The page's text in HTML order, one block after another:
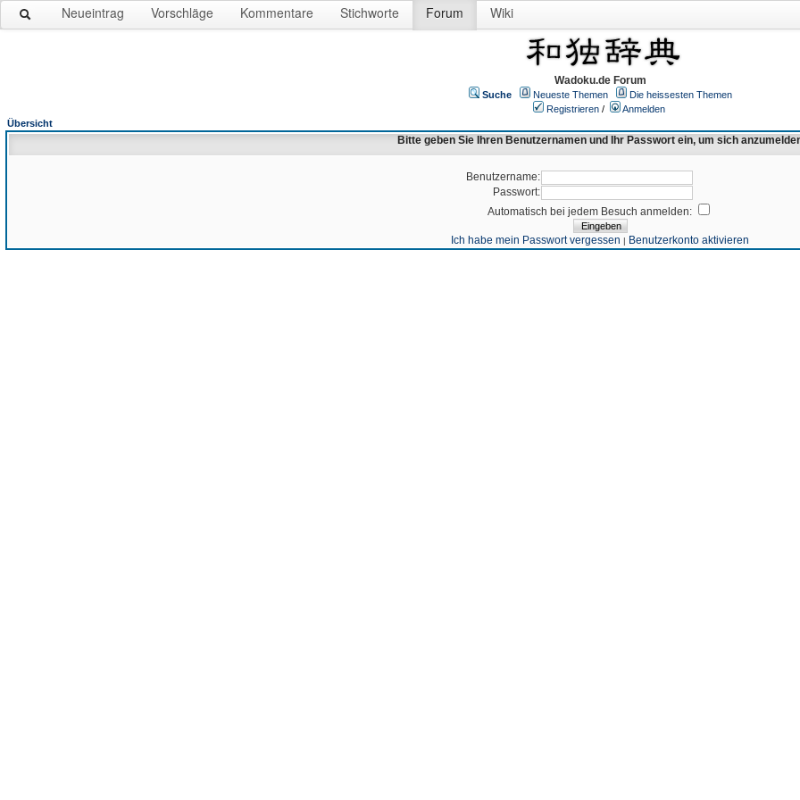
Neueintrag Vorschläge Kommentare Stichworte Forum Wiki
Wadoku.de Forum
Suche Neueste Themen
Die heissesten Themen
Registrieren /
Anmelden
Übersicht
Bitte geben Sie Ihren Benutzernamen und Ihr Passwort ein, um sich
Benutzername:
Passwort:
Automatisch bei jedem Besuch anmelden:
Ich habe mein Passwort vergessen | Benutzerkonto aktivieren